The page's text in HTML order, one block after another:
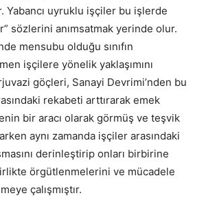
Yabancı uyruklu işçiler bu işlerde
sözlerini anımsatmak yerinde olur.
mensubu olduğu sınıfın
işçilere yönelik yaklaşımını
göçleri, Sanayi Devrimi’nden bu
rekabeti arttırarak emek
bir aracı olarak görmüş ve teşvik
aynı zamanda işçiler arasındaki
derinleştirip onları birbirine
örgütlenmelerini ve mücadele
çalışmıştır.